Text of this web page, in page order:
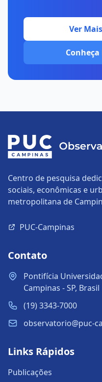
Ver
Centro de pesquisa
sociais, econômicas e
metropolitana de
PUC-Campinas
Contato
Pontifícia
Campinas - SP, Brasil
(19) 3343-7000
observatorio@puc-
Links Rápidos
Publicações